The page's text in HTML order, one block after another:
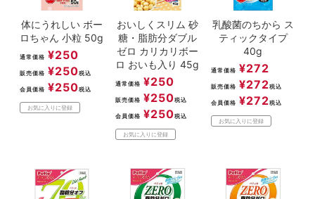
体にうれしい ボー
ロちゃん 小粒 50g
通常価格 ¥250
販売価格 ¥250税込
会員価格 ¥250税込
お気に入りに登録
おいしくスリム 砂
糖・脂肪分ダブル
ゼロ カリカリボー
ロ おいも入り 45g
通常価格 ¥250
販売価格 ¥250税込
会員価格 ¥250税込
お気に入りに登録
乳酸菌のちから ス
ティックタイプ
40g
通常価格 ¥272
販売価格 ¥272税込
会員価格 ¥272税込
お気に入りに登録